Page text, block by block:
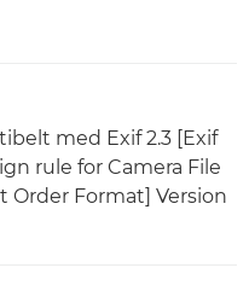
med Exif 2.3 [Exif
rule for Camera File
Order Format] Version